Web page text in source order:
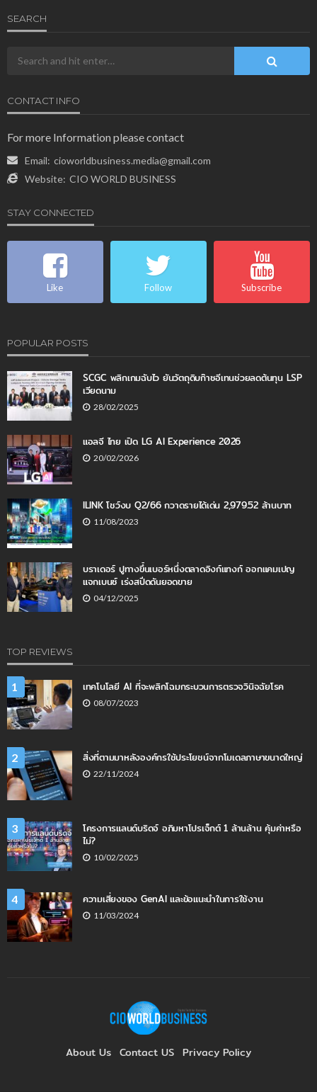
SEARCH
CONTACT INFO
For more Information please contact
Email: cioworldbusiness.media@gmail.com
Website: CIO WORLD BUSINESS
STAY CONNECTED
Like Follow Subscribe
POPULAR POSTS
SCGC พลิกเกมฉับไว ยันวัตถุดิบก๊าซอีเทนช่วยลดต้นทุน LSP
เวียดนาม
28/02/2025
แอลจี ไทย เปิด LG AI Experience 2026
20/02/2026
ILINK โชว์งบ Q2/66 กวาดรายได้เด่น 2,979.52 ล้านบาท
11/08/2023
บราเดอร์ ปูทางขึ้นเบอร์หนึ่งตลาดอิงก์แทงก์ ออกแคมเปญ
แจกเบนซ์ เร่งสปีดดันยอดขาย
04/12/2025
TOP REVIEWS
1 เทคโนโลยี AI ที่จะพลิกโฉมกระบวนการตรวจวินิจฉัยโรค
08/07/2023
2 สิ่งที่ตามมาหลังองค์กรใช้ประโยชน์จากโมเดลภาษาขนาดใหญ่
22/11/2024
3
โครงการแลนด์บริดจ์ อภิมหาโปรเจ็กต์ 1 ล้านล้าน คุ้มค่าหรือ
ไม่?
10/02/2025
4 ความเสี่ยงของ GenAI และข้อแนะนำในการใช้งาน
11/03/2024
About Us Contact US Privacy Policy